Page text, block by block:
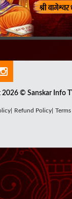
2026 © Sanskar Info
Refund Policy|